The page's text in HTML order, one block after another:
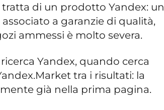
di un prodotto Yandex: un
a garanzie di qualità,
ammessi è molto severa.
Yandex, quando cerca
tra i risultati: la
già nella prima pagina.